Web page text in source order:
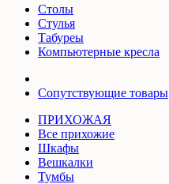
Столы
Стулья
Табуреы
Компьютерные кресла
Сопутствующие товары
ПРИХОЖАЯ
Все прихожие
Шкафы
Вешкалки
Тумбы